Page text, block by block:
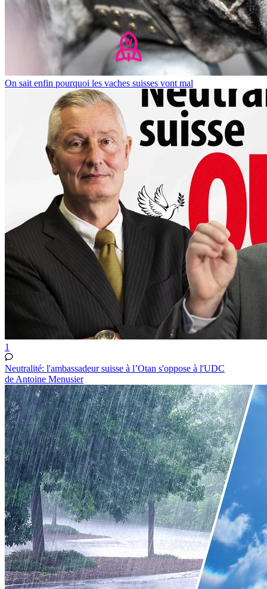
On sait enfin pourquoi les vaches suisses vont mal
1
Neutralité: l'ambassadeur suisse à l’Otan s'oppose à l'UDC
de Antoine Menusier